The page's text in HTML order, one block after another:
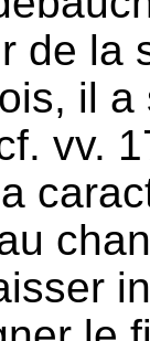
de la
il
vv.